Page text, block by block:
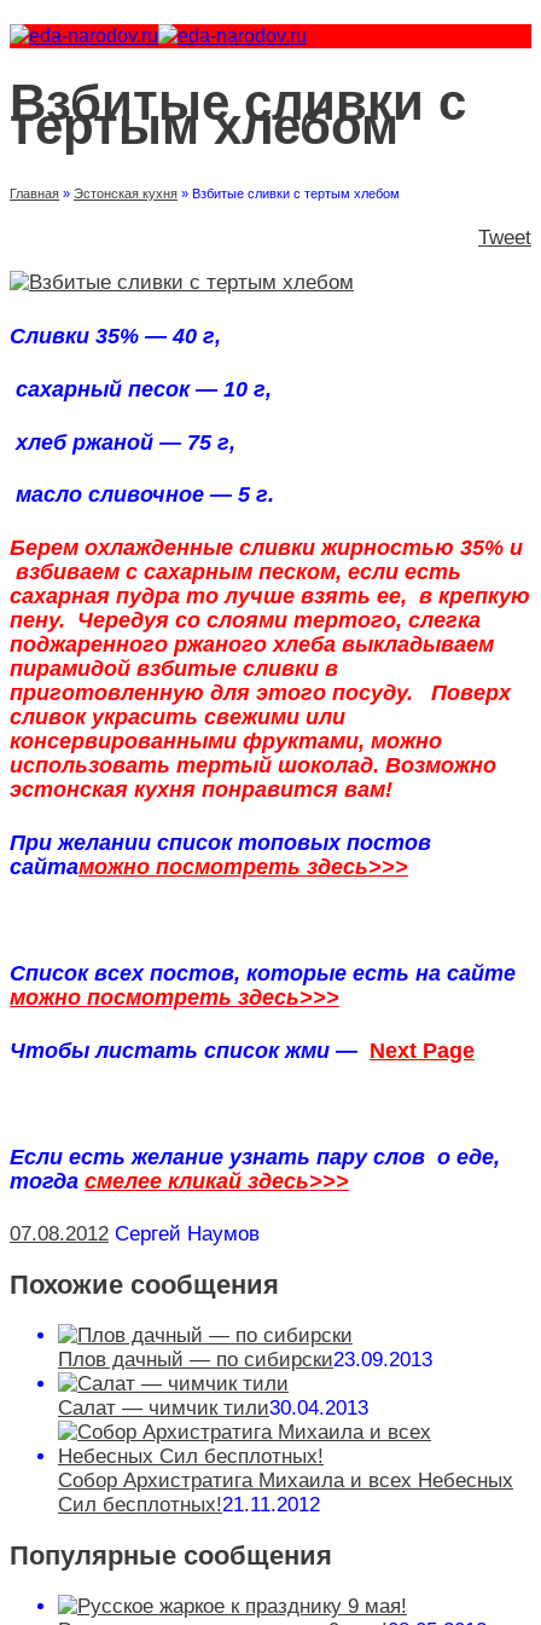
Взбитые сливки с
тертым хлебом
Главная » Эстонская кухня » Взбитые сливки с тертым хлебом
Tweet
Сливки 35% — 40 г,
сахарный песок — 10 г,
хлеб ржаной — 75 г,
масло сливочное — 5 г.
Берем охлажденные сливки жирностью 35% и
взбиваем с сахарным песком, если есть
сахарная пудра то лучше взять ее, в крепкую
пену. Чередуя со слоями тертого, слегка
поджаренного ржаного хлеба выкладываем
пирамидой взбитые сливки в
приготовленную для этого посуду. Поверх
сливок украсить свежими или
консервированными фруктами, можно
использовать тертый шоколад. Возможно
эстонская кухня понравится вам!
При желании список топовых постов
сайтаможно посмотреть здесь>>>
Список всех постов, которые есть на сайте
можно посмотреть здесь>>>
Чтобы листать список жми — Next Page
Если есть желание узнать пару слов о еде,
тогда смелее кликай здесь>>>
07.08.2012 Сергей Наумов
Похожие сообщения
Плов дачный — по сибирски23.09.2013
Салат — чимчик тили30.04.2013
Собор Архистратига Михаила и всех Небесных
Сил бесплотных!21.11.2012
Популярные сообщения